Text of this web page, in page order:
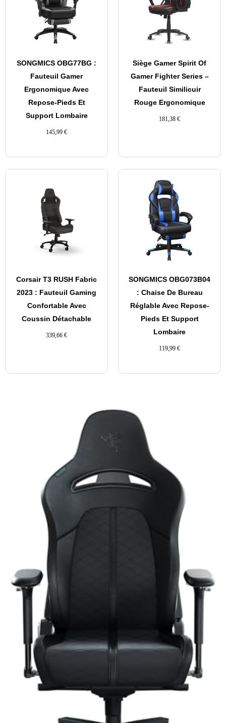
SONGMICS OBG77BG :
Fauteuil Gamer
Ergonomique Avec
Repose-Pieds Et
Support Lombaire
145,99 €
Siège Gamer Spirit Of
Gamer Fighter Series –
Fauteuil Similicuir
Rouge Ergonomique
181,38 €
Corsair T3 RUSH Fabric
2023 : Fauteuil Gaming
Confortable Avec
Coussin Détachable
339,66 €
SONGMICS OBG073B04
: Chaise De Bureau
Réglable Avec Repose-
Pieds Et Support
Lombaire
119,99 €